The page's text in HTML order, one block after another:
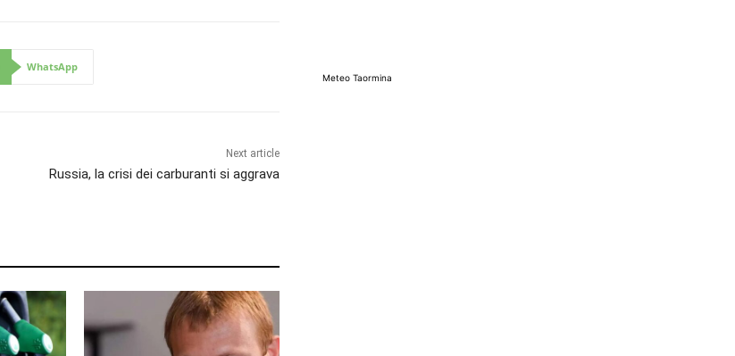
WhatsApp
Next article
Russia, la crisi dei carburanti si aggrava
Meteo Taormina